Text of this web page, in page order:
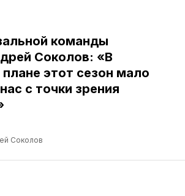
команды
Соколов: «В
этот сезон мало
с точки зрения
Соколов